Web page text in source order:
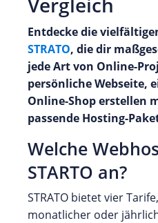
Entdecke die
STRATO, die dir
jede Art von Online-
persönliche Webseite,
Online-Shop erstellen
passende Hosting-
Welche
STARTO an?
STRATO bietet vier
monatlicher oder